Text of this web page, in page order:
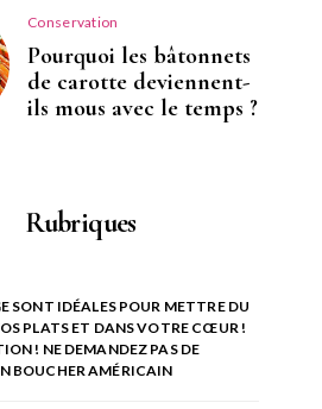
Conservation
Pourquoi les bâtonnets
de carotte deviennent-
ils mous avec le temps ?
Rubriques
SONT IDÉALES POUR METTRE DU
PLATS ET DANS VOTRE CŒUR !
! NE DEMANDEZ PAS DE
BOUCHER AMÉRICAIN